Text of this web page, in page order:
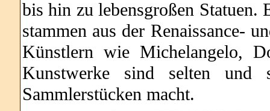
bis hin zu lebensgroßen Statuen.
stammen aus der Renaissance-
Künstlern wie Michelangelo,
Kunstwerke sind selten und
Sammlerstücken macht.